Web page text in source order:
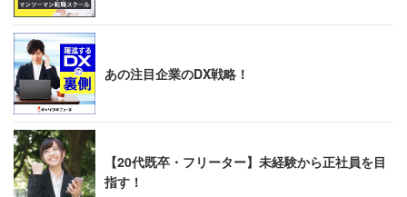
あの注目企業のDX戦略！
【20代既卒・フリーター】未経験から正社員を目
指す！